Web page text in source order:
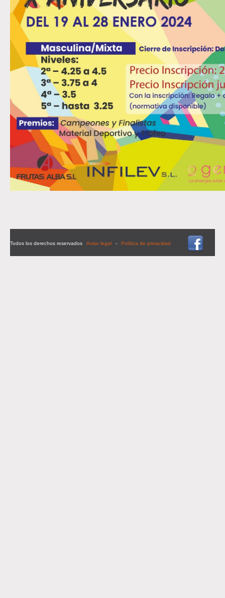
Todos los derechos reservados Aviso legal - Política de privacidad